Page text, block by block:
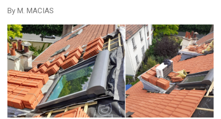
By M. MACIAS